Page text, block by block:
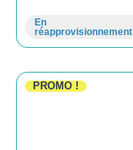
En
réapprovisionnement
PROMO !